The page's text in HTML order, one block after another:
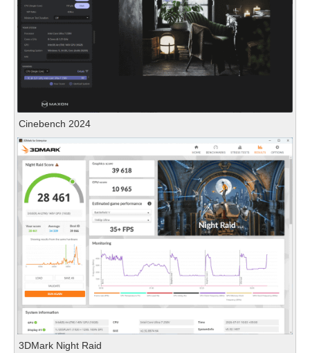
Cinebench 2024
3DMark Night Raid